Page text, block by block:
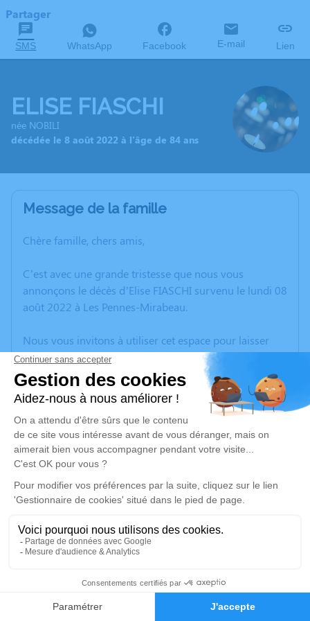
Faire-part Hommages
Partager
SMS WhatsApp Facebook E-mail Lien
ELISE FIASCHI
née NOBILI
décédée le 8 août 2022 à l'âge de 84 ans
Message de la famille
Chère famille, chers amis,
C’est avec une grande tristesse que nous vous
annonçons le décès d’Elise FIASCHI survenu le lundi 08
août 2022 à Les Pennes-Mirabeau.
Nous vous invitons à utiliser cet espace pour laisser
vos condoléances, partager des photos souvenirs, une
anecdote ou exprimer vos pensées à travers des
poèmes ou des textes. Cet endroit est un lieu
d'expression dédié à honorer la mémoire d’Elise
FIASCHI.
Un service de plantation d’arbre hommage est
disponible ici.
Je rends hommage
Cérémonie religieuse
Église Saint André de Bouc-Bel-Air
2, Rue Bourbon